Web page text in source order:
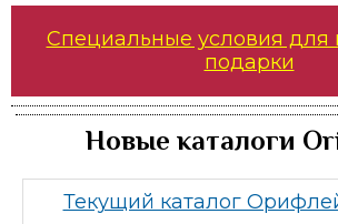
Специальные условия для
подарки
Новые каталоги
Текущий каталог